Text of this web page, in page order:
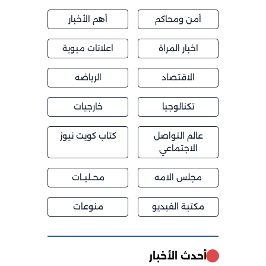
أمن ومحاكم أهم الأخبار
اخبار المراة اعلانات مبوبة
الاقتصاد الرياضه
تكنالوجيا خارجيات
عالم التواصل
الاجتماعي
كتاب كويت نيوز
مجلس الامه محــليــات
مكتبة الفيديو منوعات
أحدث الأخبار